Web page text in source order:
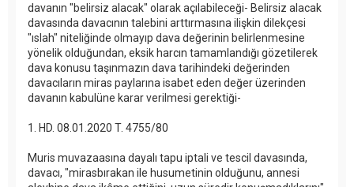
davanın "belirsiz alacak" olarak açılabileceği- Belirsiz alacak
davasında davacının talebini arttırmasına ilişkin dilekçesi
"ıslah" niteliğinde olmayıp dava değerinin belirlenmesine
yönelik olduğundan, eksik harcın tamamlandığı gözetilerek
dava konusu taşınmazın dava tarihindeki değerinden
davacıların miras paylarına isabet eden değer üzerinden
davanın kabulüne karar verilmesi gerektiği-
1. HD. 08.01.2020 T. 4755/80
Muris muvazaasına dayalı tapu iptali ve tescil davasında,
davacı, "mirasbırakan ile husumetinin olduğunu, annesi